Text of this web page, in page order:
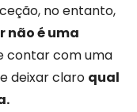
no entanto,
não é uma
contar com uma
deixar claro qual